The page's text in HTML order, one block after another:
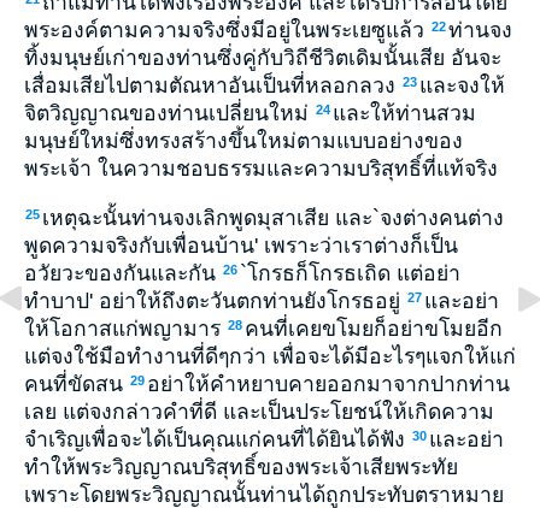
พระองค์ตามความจริงซึ่งมีอยู่ในพระเยซูแล้ว 22ท่านจง
ทิ้งมนุษย์เก่าของท่านซึ่งคู่กับวิถีชีวิตเดิมนั้นเสีย อันจะ
เสื่อมเสียไปตามตัณหาอันเป็นที่หลอกลวง 23 และจงให้
จิตวิญญาณของท่านเปลี่ยนใหม่ 24 และให้ท่านสวม
มนุษย์ใหม่ซึ่งทรงสร้างขึ้นใหม่ตามแบบอย่างของ
พระเจ้า ในความชอบธรรมและความบริสุทธิ์ที่แท้จริง
25 เหตุฉะนั้นท่านจงเลิกพูดมุสาเสีย และ`จงต่างคนต่าง
พูดความจริงกับเพื่อนบ้าน' เพราะว่าเราต่างก็เป็น
อวัยวะของกันและกัน 26 `โกรธก็โกรธเถิด แต่อย่า
ทำบาป' อย่าให้ถึงตะวันตกท่านยังโกรธอยู่ 27 และอย่า
ให้โอกาสแก่พญามาร 28 คนที่เคยขโมยก็อย่าขโมยอีก
แต่จงใช้มือทำงานที่ดีๆกว่า เพื่อจะได้มีอะไรๆแจกให้แก่
คนที่ขัดสน 29 อย่าให้คำหยาบคายออกมาจากปากท่าน
เลย แต่จงกล่าวคำที่ดี และเป็นประโยชน์ให้เกิดความ
จำเริญเพื่อจะได้เป็นคุณแก่คนที่ได้ยินได้ฟัง 30 และอย่า
ทำให้พระวิญญาณบริสุทธิ์ของพระเจ้าเสียพระทัย
เพราะโดยพระวิญญาณนั้นท่านได้ถูกประทับตราหมาย